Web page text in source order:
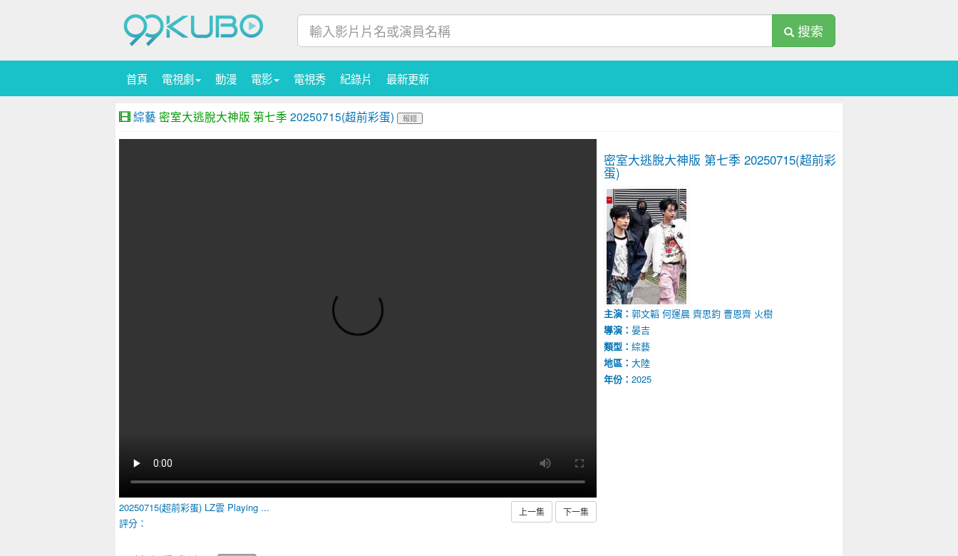
搜索
首頁 電視劇 動漫 電影 電視秀 紀錄片 最新更新
綜藝 密室大逃脫大神版 第七季 20250715(超前彩蛋) 報錯
20250715(超前彩蛋) LZ雲 Playing ...
評分：
上一集 下一集
密室大逃脫大神版 第七季 20250715(超前彩
蛋)
主演： 郭文韜 何運晨 齊思鈞 曹恩齊 火樹
導演： 晏吉
類型： 綜藝
地區： 大陸
年份： 2025